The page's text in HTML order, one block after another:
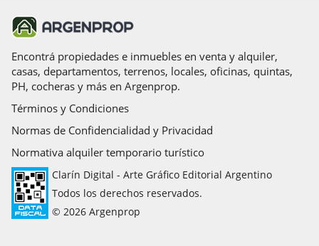
Encontrá propiedades e inmuebles en venta y alquiler,
casas, departamentos, terrenos, locales, oficinas, quintas,
PH, cocheras y más en Argenprop.
Términos y Condiciones
Normas de Confidencialidad y Privacidad
Normativa alquiler temporario turístico
Clarín Digital - Arte Gráfico Editorial Argentino
Todos los derechos reservados.
© 2026 Argenprop